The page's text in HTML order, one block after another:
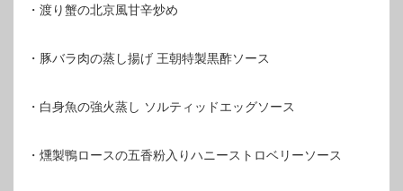
・渡り蟹の北京風甘辛炒め
・豚バラ肉の蒸し揚げ 王朝特製黒酢ソース
・白身魚の強火蒸し ソルティッドエッグソース
・燻製鴨ロースの五香粉入りハニーストロベリーソース